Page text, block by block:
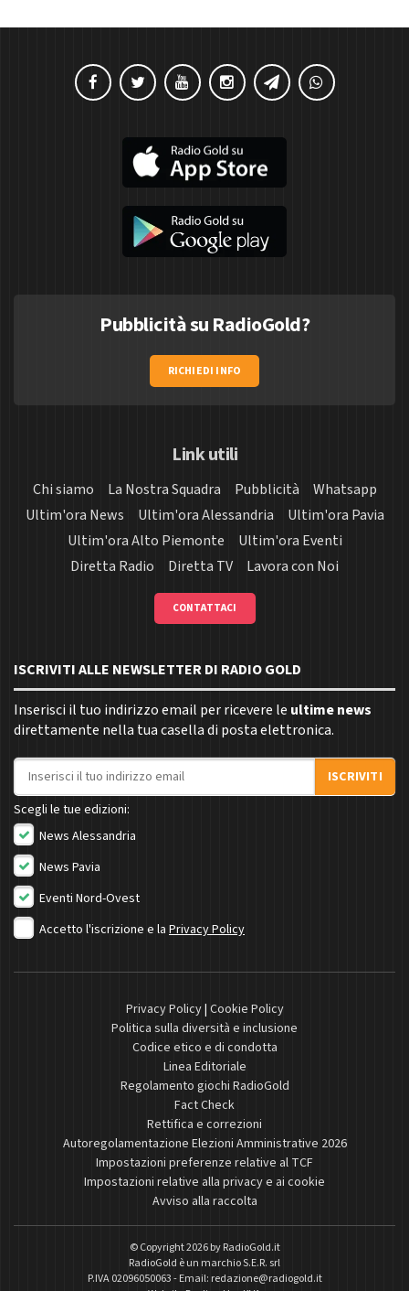
Pubblicità su RadioGold?
RICHIEDI INFO
Link utili
Chi siamo La Nostra Squadra Pubblicità
Whatsapp
Ultim'ora News
Ultim'ora Alessandria
Ultim'ora Pavia
Ultim'ora Alto Piemonte
Ultim'ora Eventi
Diretta Radio
Diretta TV Lavora con Noi
CONTATTACI
ISCRIVITI ALLE NEWSLETTER DI RADIO GOLD
Inserisci il tuo indirizzo email per ricevere le ultime news
direttamente nella tua casella di posta elettronica.
Indirizzo email
ISCRIVITI
Scegli le tue edizioni:
News Alessandria
News Pavia
Eventi Nord-Ovest
Accetto l'iscrizione e la Privacy Policy
Privacy Policy| Cookie Policy
Politica sulla diversità e inclusione
Codice etico e di condotta
Linea Editoriale
Regolamento giochi RadioGold
Fact Check
Rettifica e correzioni
Autoregolamentazione Elezioni Amministrative 2026
Impostazioni preferenze relative al TCF
Impostazioni relative alla privacy e ai cookie
Avviso alla raccolta
© Copyright 2026 byRadioGold.it
RadioGold è un marchio S.E.R. srl
P.IVA 02096050063 - Email: redazione@radiogold.it